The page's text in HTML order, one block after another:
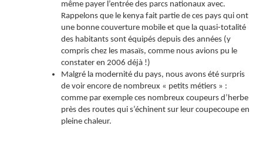
même payer l’entrée des parcs nationaux avec.
Rappelons que le kenya fait partie de ces pays qui ont
une bonne couverture mobile et que la quasi-totalité
des habitants sont équipés depuis des années (y
compris chez les masaïs, comme nous avions pu le
constater en 2006 déjà !)
Malgré la modernité du pays, nous avons été surpris
de voir encore de nombreux « petits métiers » :
comme par exemple ces nombreux coupeurs d’herbe
près des routes qui s’échinent sur leur coupecoupe en
pleine chaleur.